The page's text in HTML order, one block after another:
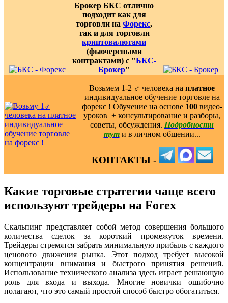
Брокер БКС отлично
подходит как для
торговли на Форекс,
так и для торговли
криптовалютами
(фьючерсными
контрактами) с "БКС-
Брокер"
Возьмем 1-2 ‍♂️ человека на платное
индивидуальное обучение торговле на
форекс ! Обучение на основе 100видео-
уроков ️ + консультирование и разборы,
советы, обсуждения. Подробности
тут и в личном общении...
КОНТАКТЫ -
Какие торговые стратегии чаще всего
используют трейдеры на Forex
Скальпинг представляет собой метод совершения большого
количества сделок за короткий промежуток времени.
Трейдеры стремятся забрать минимальную прибыль с каждого
ценового движения рынка. Этот подход требует высокой
концентрации внимания и быстрого принятия решений.
Использование технического анализа здесь играет решающую
роль для входа и выхода. Многие новички ошибочно
полагают, что это самый простой способ быстро обогатиться.